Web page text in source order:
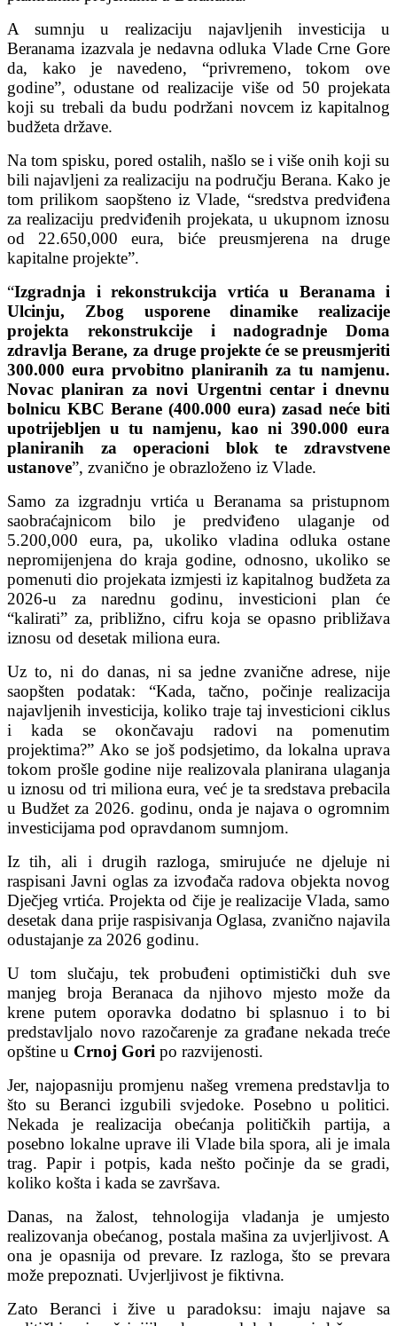
A sumnju u realizaciju najavljenih investicija u
Beranama izazvala je nedavna odluka Vlade Crne Gore
da, kako je navedeno, “privremeno, tokom ove
godine”, odustane od realizacije više od 50 projekata
koji su trebali da budu podržani novcem iz kapitalnog
budžeta države.
Na tom spisku, pored ostalih, našlo se i više onih koji su
bili najavljeni za realizaciju na području Berana. Kako je
tom prilikom saopšteno iz Vlade, “sredstva predviđena
za realizaciju predviđenih projekata, u ukupnom iznosu
od 22.650,000 eura, biće preusmjerena na druge
kapitalne projekte”.
“Izgradnja i rekonstrukcija vrtića u Beranama i
Ulcinju, Zbog usporene dinamike realizacije
projekta rekonstrukcije i nadogradnje Doma
zdravlja Berane, za druge projekte će se preusmjeriti
300.000 eura prvobitno planiranih za tu namjenu.
Novac planiran za novi Urgentni centar i dnevnu
bolnicu KBC Berane (400.000 eura) zasad neće biti
upotrijebljen u tu namjenu, kao ni 390.000 eura
planiranih za operacioni blok te zdravstvene
ustanove”, zvanično je obrazloženo iz Vlade.
Samo za izgradnju vrtića u Beranama sa pristupnom
saobraćajnicom bilo je predviđeno ulaganje od
5.200,000 eura, pa, ukoliko vladina odluka ostane
nepromijenjena do kraja godine, odnosno, ukoliko se
pomenuti dio projekata izmjesti iz kapitalnog budžeta za
2026-u za narednu godinu, investicioni plan će
“kalirati” za, približno, cifru koja se opasno približava
iznosu od desetak miliona eura.
Uz to, ni do danas, ni sa jedne zvanične adrese, nije
saopšten podatak: “Kada, tačno, počinje realizacija
najavljenih investicija, koliko traje taj investicioni ciklus
i kada se okončavaju radovi na pomenutim
projektima?” Ako se još podsjetimo, da lokalna uprava
tokom prošle godine nije realizovala planirana ulaganja
u iznosu od tri miliona eura, već je ta sredstava prebacila
u Budžet za 2026. godinu, onda je najava o ogromnim
investicijama pod opravdanom sumnjom.
Iz tih, ali i drugih razloga, smirujuće ne djeluje ni
raspisani Javni oglas za izvođača radova objekta novog
Dječjeg vrtića. Projekta od čije je realizacije Vlada, samo
desetak dana prije raspisivanja Oglasa, zvanično najavila
odustajanje za 2026 godinu.
U tom slučaju, tek probuđeni optimistički duh sve
manjeg broja Beranaca da njihovo mjesto može da
krene putem oporavka dodatno bi splasnuo i to bi
predstavljalo novo razočarenje za građane nekada treće
opštine u Crnoj Gori po razvijenosti.
Jer, najopasniju promjenu našeg vremena predstavlja to
što su Beranci izgubili svjedoke. Posebno u politici.
Nekada je realizacija obećanja političkih partija, a
posebno lokalne uprave ili Vlade bila spora, ali je imala
trag. Papir i potpis, kada nešto počinje da se gradi,
koliko košta i kada se završava.
Danas, na žalost, tehnologija vladanja je umjesto
realizovanja obećanog, postala mašina za uvjerljivost. A
ona je opasnija od prevare. Iz razloga, što se prevara
može prepoznati. Uvjerljivost je fiktivna.
Zato Beranci i žive u paradoksu: imaju najave sa